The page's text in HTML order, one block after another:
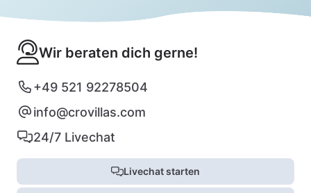
Wir beraten dich gerne!
+49 521 92278504
info@crovillas.com
24/7 Livechat
Livechat starten